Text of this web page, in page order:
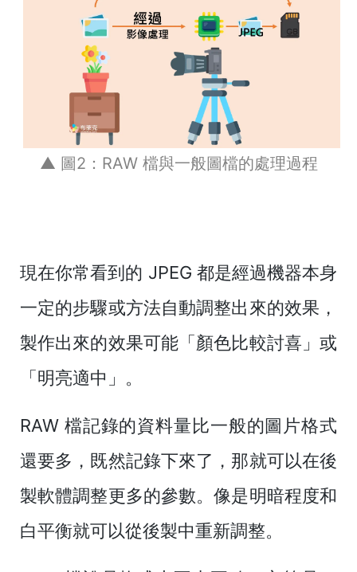
▲ 圖2：RAW 檔與一般圖檔的處理過程
現在你常看到的 JPEG 都是經過機器本身
一定的步驟或方法自動調整出來的效果，
製作出來的效果可能「顏色比較討喜」或
「明亮適中」。
RAW 檔記錄的資料量比一般的圖片格式
還要多，既然記錄下來了，那就可以在後
製軟體調整更多的參數。像是明暗程度和
白平衡就可以從後製中重新調整。